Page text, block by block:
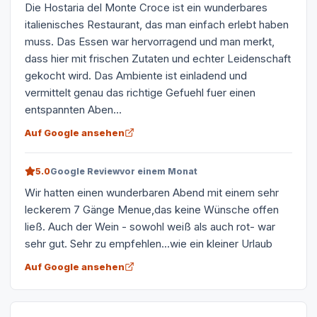
Die Hostaria del Monte Croce ist ein wunderbares
italienisches Restaurant, das man einfach erlebt haben
muss. Das Essen war hervorragend und man merkt,
dass hier mit frischen Zutaten und echter Leidenschaft
gekocht wird. Das Ambiente ist einladend und
vermittelt genau das richtige Gefuehl fuer einen
entspannten Aben...
Auf Google ansehen
5.0Google Reviewvor einem Monat
Wir hatten einen wunderbaren Abend mit einem sehr
leckerem 7 Gänge Menue,das keine Wünsche offen
ließ. Auch der Wein - sowohl weiß als auch rot- war
sehr gut. Sehr zu empfehlen...wie ein kleiner Urlaub
Auf Google ansehen